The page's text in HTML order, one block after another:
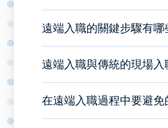
遠端入職的關鍵步驟有哪
遠端入職與傳統的現場入
在遠端入職過程中要避免